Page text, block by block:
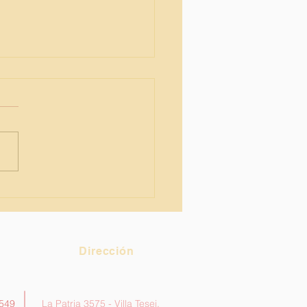
Dirección
La Patria 3575 - Villa Tesei,